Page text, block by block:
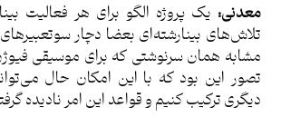
معدنی: یک پروژه الگو برای هر فعالیت
تلاش‌های بینارشته‌ای بعضا دچار سوتعبیرهای
مشابه همان سرنوشتی که برای موسیقی
تصور این بود که با این امکان حال
دیگری ترکیب کنیم و قواعد این امر نادیده